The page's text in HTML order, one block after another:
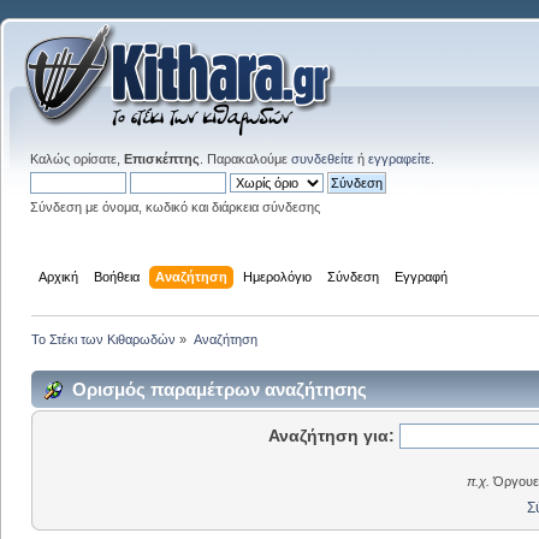
Καλώς ορίσατε, Επισκέπτης . Παρακαλούμε συνδεθείτε ή εγγραφείτε
Σύνδεση με όνομα, κωδικό και διάρκεια σύνδεσης
Αρχική Βοήθεια Αναζήτηση Ημερολόγιο Σύνδεση Εγγραφή
Το Στέκι των Κιθαρωδών » Αναζήτηση
Ορισμός παραμέτρων αναζήτησης
Αναζήτηση για:
π.χ.